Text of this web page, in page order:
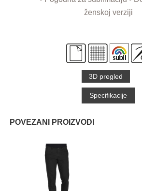
ženskoj verziji
3D pregled
Specifikacije
POVEZANI PROIZVODI